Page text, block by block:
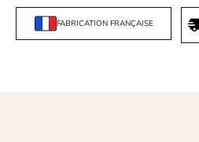
FABRICATION FRANÇAISE